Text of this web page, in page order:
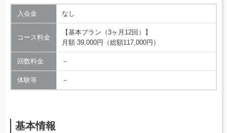
入会金 なし
コース料金
【基本プラン（3ヶ月12回）】
月額 39,000円（総額117,000円）
回数料金 －
体験等 －
基本情報